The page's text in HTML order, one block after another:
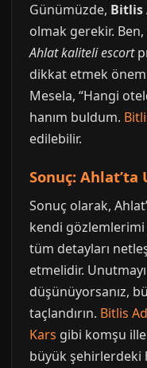
Günümüzde, Bitlis
olmak gerekir.
Ahlat kaliteli escort
dikkat etmek
Mesela, “Hangi
hanım buldum.
edilebilir.
Sonuç:
Sonuç olarak,
kendi
tüm detayları
etmelidir.
düşünüyorsanız,
taçlandırın. Bitlis
Kars gibi komşu
büyük şehirlerdeki